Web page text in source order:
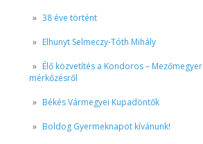
38 éve történt
Elhunyt Selmeczy-Tóth Mihály
Élő közvetítés a Kondoros – Mezőmegyer
mérkőzésről
Békés Vármegyei Kupadöntők
Boldog Gyermeknapot kívánunk!